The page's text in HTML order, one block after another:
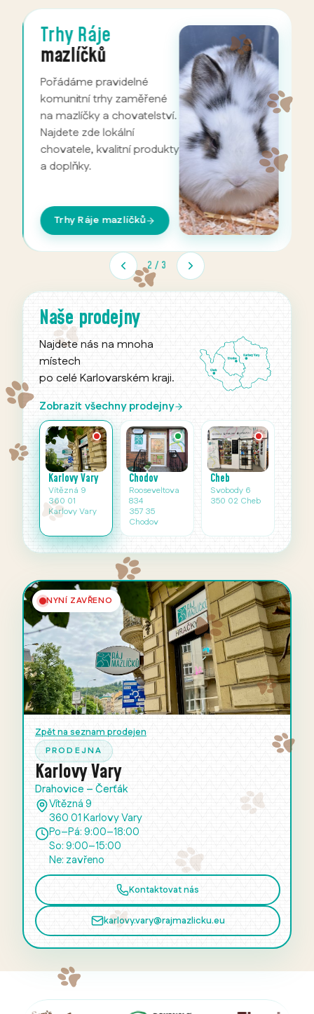
Trhy Ráje
mazlíčků
Pořádáme pravidelné
komunitní trhy zaměřené
na mazlíčky a chovatelství.
Najdete zde lokální
chovatele, kvalitní produkty
a doplňky.
Trhy Ráje mazlíčků
2 / 3
Naše prodejny
Najdete nás na mnoha
místech
po celé Karlovarském kraji.
Zobrazit všechny prodejny
Karlovy Vary
Vítězná 9
360 01
Karlovy Vary
Chodov
Rooseveltova
834
357 35
Chodov
Cheb
Svobody 6
350 02 Cheb
NYNÍ ZAVŘENO
Zpět na seznam prodejen
PRODEJNA
Karlovy Vary
Drahovice – Čerťák
Vítězná 9
360 01 Karlovy Vary
Po–Pá: 9:00–18:00
So: 9:00–15:00
Ne: zavřeno
Kontaktovat nás
karlovy.vary@rajmazlicku.eu